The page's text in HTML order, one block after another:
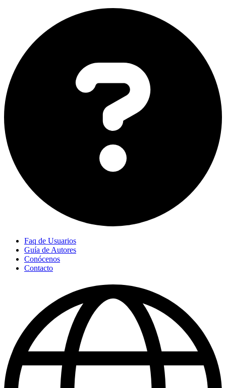
Faq de Usuarios
Guía de Autores
Conócenos
Contacto